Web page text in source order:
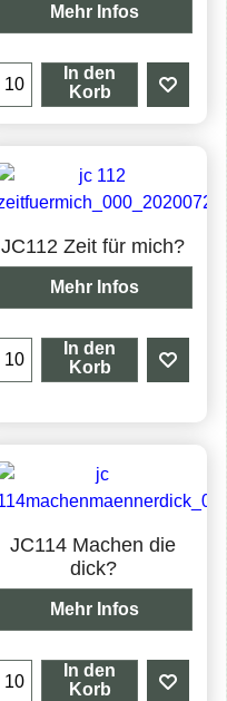
Mehr Infos
In den
Korb
JC112 Zeit für mich?
Mehr Infos
In den
Korb
JC114 Machen die
dick?
Mehr Infos
In den
Korb